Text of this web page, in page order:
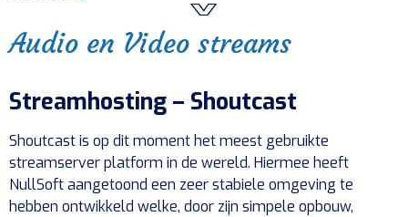
Audio en Video streams
Streamhosting – Shoutcast
Shoutcast is op dit moment het meest gebruikte
streamserver platform in de wereld. Hiermee heeft
NullSoft aangetoond een zeer stabiele omgeving te
hebben ontwikkeld welke, door zijn simpele opbouw,